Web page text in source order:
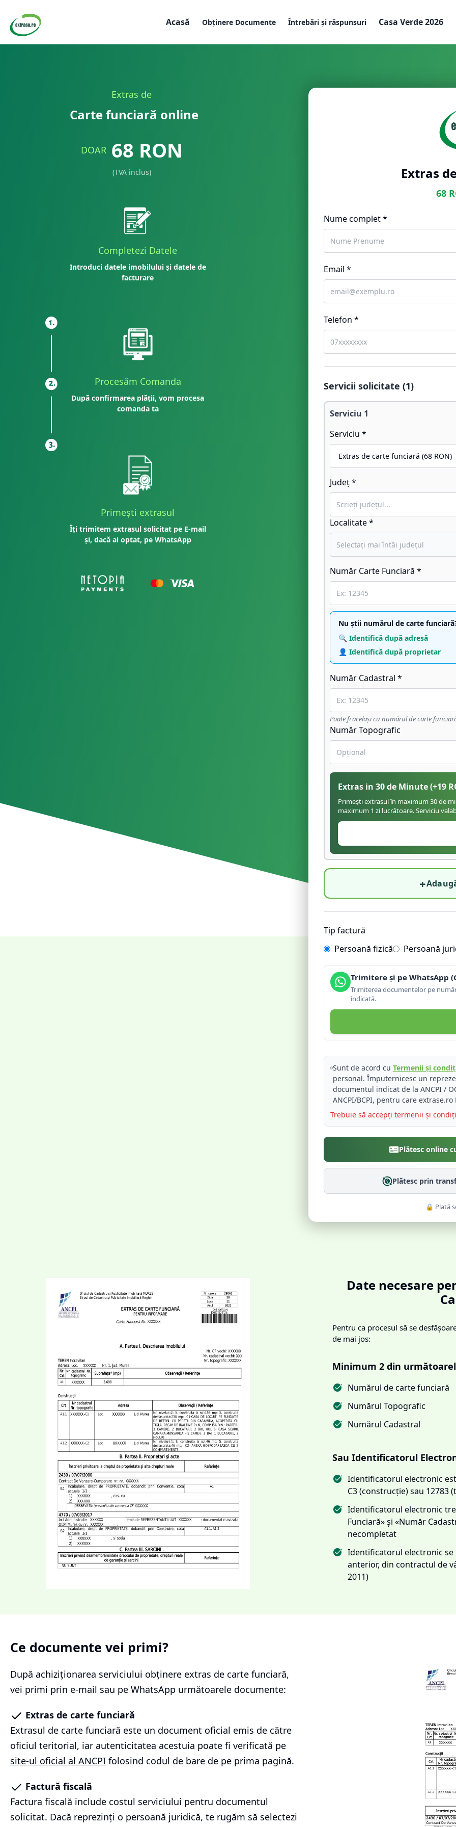
Acasă Obținere Documente Întrebări și răspunsuri Casa Verde 2026
Extras de
Carte funciară online
DOAR 68 RON
(TVA inclus)
Completezi Datele
Introduci datele imobilului și datele de
facturare
Procesăm Comanda
După confirmarea plății, vom procesa
comanda ta
Primești extrasul
Îți trimitem extrasul solicitat pe E-mail
și, dacă ai optat, pe WhatsApp
Extras
68
Nume complet *
Email *
Telefon *
Servicii solicitate (1)
Serviciu 1
Serviciu *
Județ *
Localitate *
Număr Carte Funciară *
Nu știi numărul de carte
🔍 Identifică după adresă
👤 Identifică după proprietar
Număr Cadastral *
Poate fi același cu numărul de carte
Număr Topografic
Extras in 30 de Minute(+19
Primești extrasul în maximum 30 de
maximum 1 zi lucrătoare. Serviciu
+
Tip factură
Persoană fizică
Persoană
Trimitere și pe WhatsApp
Trimiterea documentelor pe
indicată.
Sunt de acord cu Termenii și
personal. Împuternicesc un
documentul indicat de la ANCPI /
ANCPI/BCPI, pentru care
Trebuie să accepți termenii și
Plătesc online
Plătesc prin
🔒 Plată
Date necesare
Pentru ca procesul să se
de mai jos:
Minimum 2 din
Numărul de carte funciară
Numărul Topografic
Numărul Cadastral
Sau Identificatorul
Identificatorul electronic
C3 (construcție) sau 12783
Identificatorul electronic
Funciară» și «Număr
necompletat
Identificatorul electronic
anterior, din contractul de
2011)
Ce documente vei primi?
După achiziționarea serviciului obținere extras de carte funciară,
vei primi prin e-mail sau pe WhatsApp următoarele documente:
Extras de carte funciară
Extrasul de carte funciară este un document oficial emis de către
oficiul teritorial, iar autenticitatea acestuia poate fi verificată pe
site-ul oficial al ANCPI folosind codul de bare de pe prima pagină.
Factură fiscală
Factura fiscală include costul serviciului pentru documentul
solicitat. Dacă reprezinți o persoană juridică, te rugăm să selectezi